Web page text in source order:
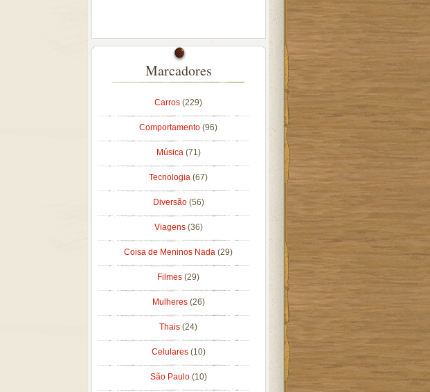
Marcadores
Carros (229)
Comportamento (96)
Música (71)
Tecnologia (67)
Diversão (56)
Viagens (36)
Coisa de Meninos Nada (29)
Filmes (29)
Mulheres (26)
Thais (24)
Celulares (10)
São Paulo (10)